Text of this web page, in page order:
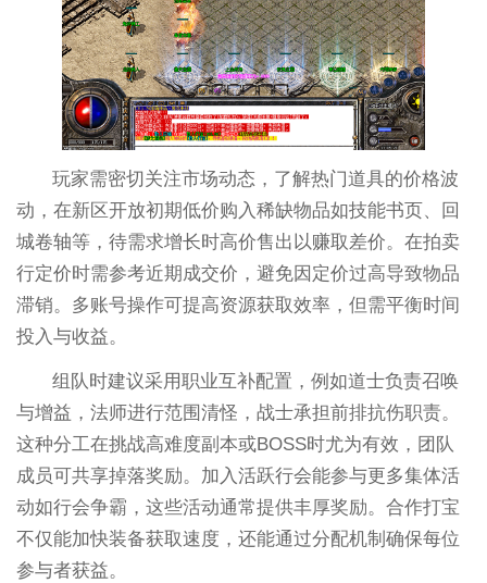
玩家需密切关注市场动态，了解热门道具的价格波
动，在新区开放初期低价购入稀缺物品如技能书页、回
城卷轴等，待需求增长时高价售出以赚取差价。在拍卖
行定价时需参考近期成交价，避免因定价过高导致物品
滞销。多账号操作可提高资源获取效率，但需平衡时间
投入与收益。
组队时建议采用职业互补配置，例如道士负责召唤
与增益，法师进行范围清怪，战士承担前排抗伤职责。
这种分工在挑战高难度副本或BOSS时尤为有效，团队
成员可共享掉落奖励。加入活跃行会能参与更多集体活
动如行会争霸，这些活动通常提供丰厚奖励。合作打宝
不仅能加快装备获取速度，还能通过分配机制确保每位
参与者获益。